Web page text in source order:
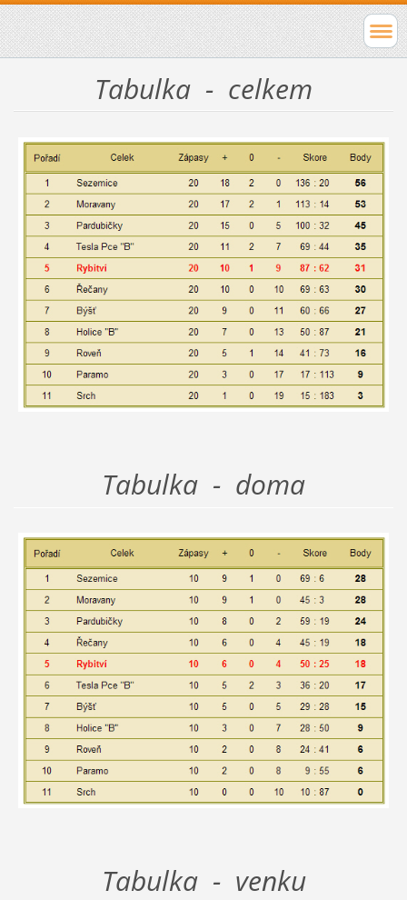
Tabulka - celkem
Tabulka - doma
Tabulka - venku